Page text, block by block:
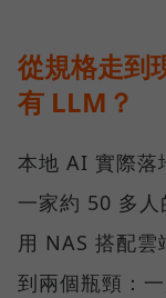
從規格走到
有 LLM？
本地 AI 實際落
一家約 50 多
用 NAS 搭配
到兩個瓶頸：